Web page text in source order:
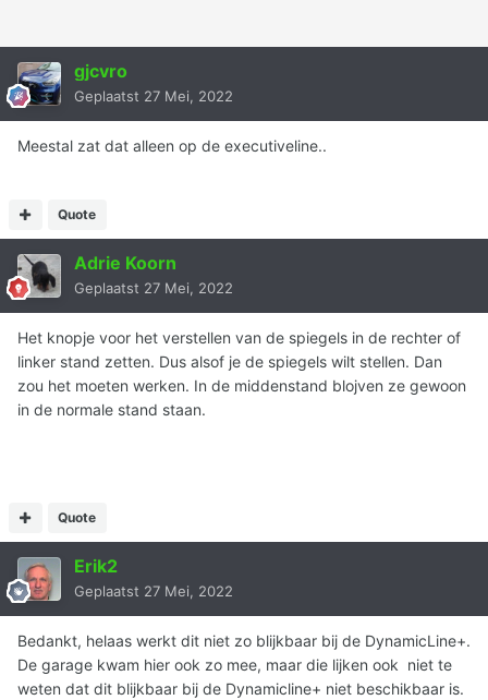
gjcvro
Geplaatst 27 Mei, 2022
Meestal zat dat alleen op de executiveline..
Quote
Adrie Koorn
Geplaatst 27 Mei, 2022
Het knopje voor het verstellen van de spiegels in de rechter of
linker stand zetten. Dus alsof je de spiegels wilt stellen. Dan
zou het moeten werken. In de middenstand blojven ze gewoon
in de normale stand staan.
Quote
Erik2
Geplaatst 27 Mei, 2022
Bedankt, helaas werkt dit niet zo blijkbaar bij de DynamicLine+.
De garage kwam hier ook zo mee, maar die lijken ook niet te
weten dat dit blijkbaar bij de Dynamicline+ niet beschikbaar is.